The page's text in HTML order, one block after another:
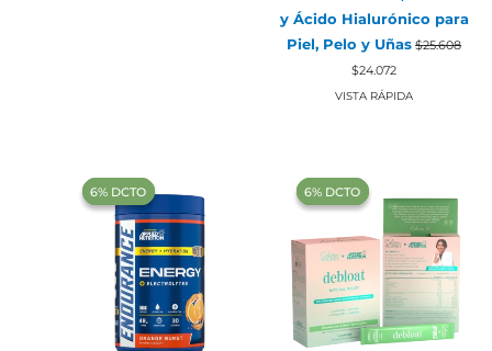
y Ácido Hialurónico para
Piel, Pelo y Uñas $25.608
El
precio
original
$24.072El
precio
actual
VISTA RÁPIDA
‍6% DCTO‍‍
‍6% DCTO‍‍ ‍6% DCTO‍‍
‍6% DCTO‍‍